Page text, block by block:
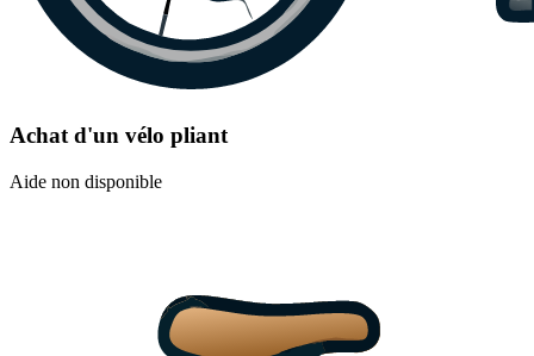
Achat d'un vélo pliant
Aide non disponible